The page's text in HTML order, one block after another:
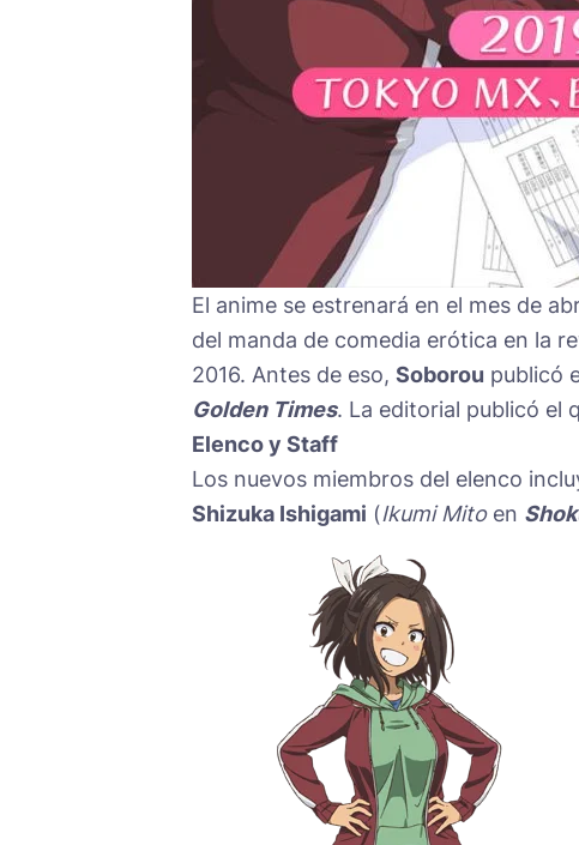
El anime se estrenará en el mes de
del manda de comedia erótica en la
2016. Antes de eso, Soborou publicó
Golden Times. La editorial publicó el
Elenco y Staff
Los nuevos miembros del elenco
Shizuka Ishigami (Ikumi Mitoen